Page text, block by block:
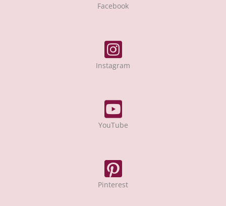
Facebook
Instagram
YouTube
Pinterest